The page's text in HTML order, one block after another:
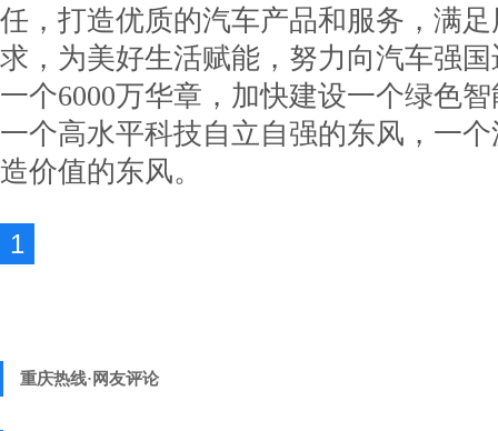
任，打造优质的汽车产品和服务，满
求，为美好生活赋能，努力向汽车强
一个6000万华章，加快建设一个绿色
一个高水平科技自立自强的东风，一
造价值的东风。
1
重庆热线·网友评论